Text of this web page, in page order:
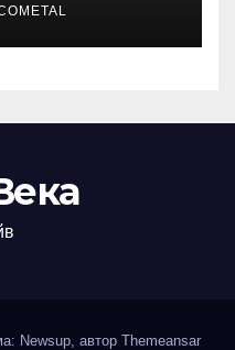
Newsup, автор Themeansar